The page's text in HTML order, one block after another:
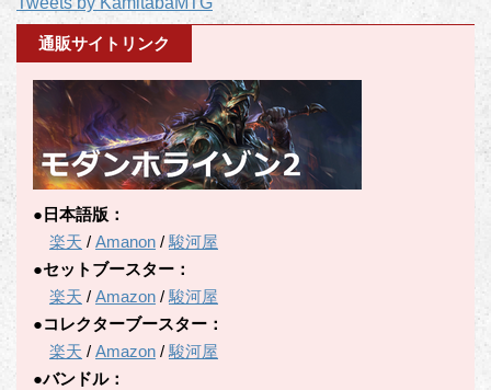
カ
テ
通販サイトリンク
●日本語版：
楽天 / Amanon /駿河屋
●セットブースター：
楽天 / Amazon /駿河屋
●コレクターブースター：
楽天 / Amazon /駿河屋
●バンドル：